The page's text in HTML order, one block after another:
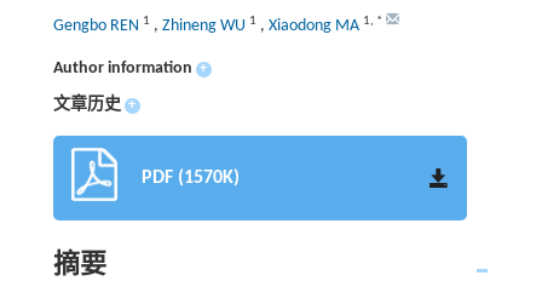
Gengbo REN 1 , Zhineng WU 1 , Xiaodong MA 1, *
Author information +
文章历史 +
PDF (1570K)
摘要